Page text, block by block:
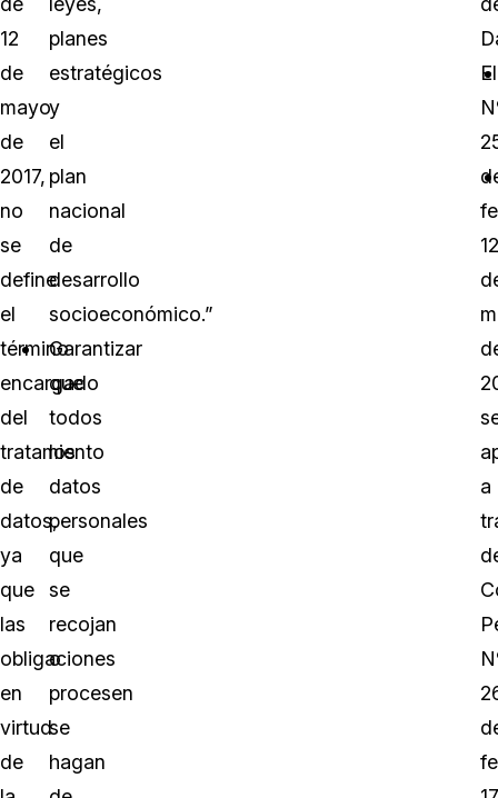
12
de
mayo
de
2017,
no
se
define
el
término
encargado
del
tratamiento
de
datos,
ya
que
las
obligaciones
en
virtud
de
planes
estratégicos
y
el
plan
nacional
de
desarrollo
socioeconómico.”
Garantizar
que
todos
los
datos
personales
que
se
recojan
o
procesen
se
hagan
12
a